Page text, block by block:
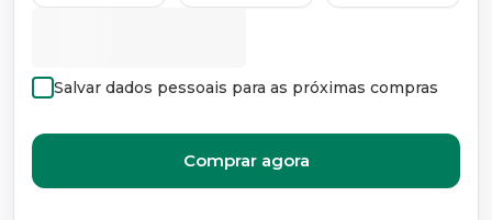
Salvar dados pessoais para as próximas compras
Comprar agora